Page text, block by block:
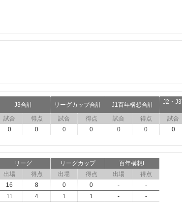
J3合計 リーグカップ合計 J1百年構想合計
J2・
試合 得点 試合 得点 試合 得点 試合
0 0 0 0 0 0 0
リーグ リーグカップ
百年構想L
出場
得点 出場 得点 出場
得点
16 8 0 0 -
-
11 4 1 1 - -